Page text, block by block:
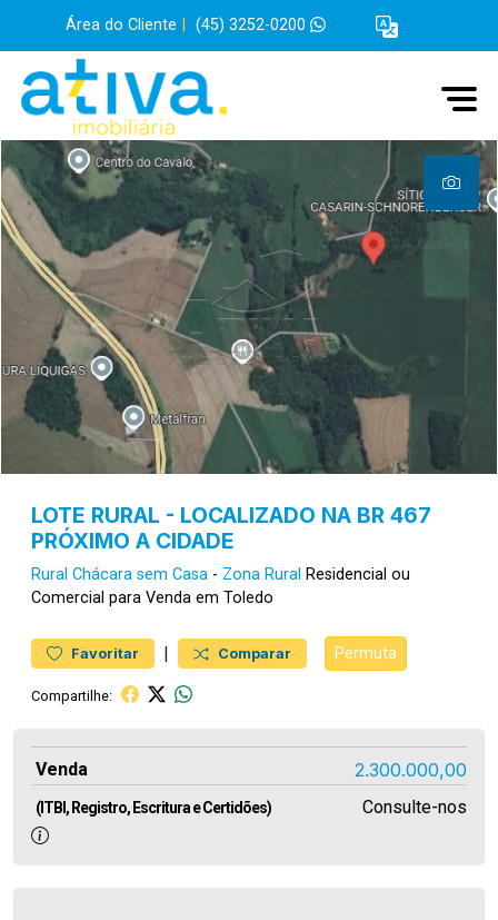
Área do Cliente (45) 3252-0200
LOTE RURAL - LOCALIZADO NA BR 467
PRÓXIMO A CIDADE
Rural Chácara sem Casa - Zona Rural Residencial ou
Comercial para Venda em Toledo
Favoritar | Comparar Permuta
Compartilhe:
Venda 2.300.000,00
(ITBI, Registro, Escritura e Certidões) Consulte-nos